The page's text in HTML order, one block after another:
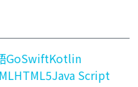
GoSwiftKotlin
HTML5Java Script